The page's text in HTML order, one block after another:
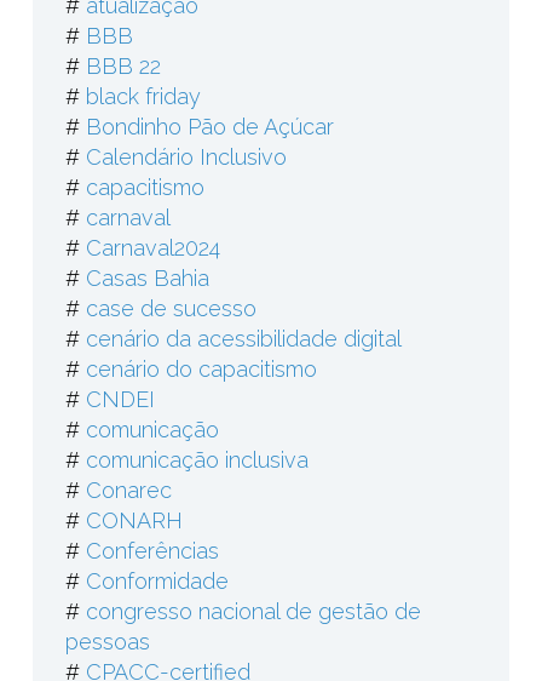
# BBB
# BBB 22
# black friday
# Bondinho Pão de Açúcar
# Calendário Inclusivo
# capacitismo
# carnaval
# Carnaval2024
# Casas Bahia
# case de sucesso
# cenário da acessibilidade digital
# cenário do capacitismo
# CNDEI
# comunicação
# comunicação inclusiva
# Conarec
# CONARH
# Conferências
# Conformidade
# congresso nacional de gestão de
pessoas
# CPACC-certified